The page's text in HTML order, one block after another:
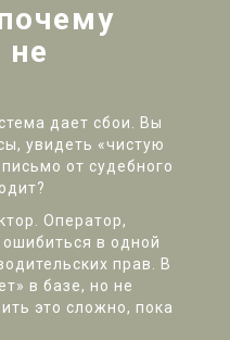
дает сбои. Вы
увидеть «чистую
от судебного
Оператор,
в одной
прав. В
в базе, но не
это сложно, пока